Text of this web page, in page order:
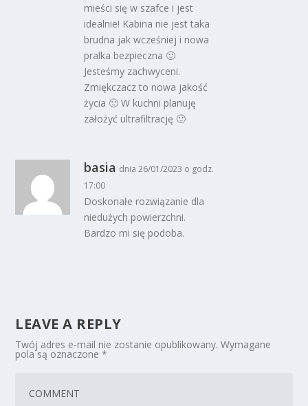
mieści się w szafce i jest
idealnie! Kabina nie jest taka
brudna jak wcześniej i nowa
pralka bezpieczna 🙂
Jesteśmy zachwyceni.
Zmiękczacz to nowa jakość
życia 🙂 W kuchni planuję
założyć ultrafiltrację 🙂
basia dnia 26/01/2023 o godz.
17:00
Doskonałe rozwiązanie dla
niedużych powierzchni.
Bardzo mi się podoba.
LEAVE A REPLY
Twój adres e-mail nie zostanie opublikowany. Wymagane
pola są oznaczone*